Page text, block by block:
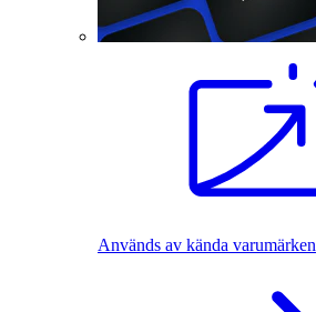
Används av kända varumärken